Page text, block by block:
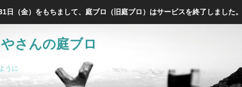
日（金）をもちまして、庭ブロ（旧庭ブロ）はサービスを終了しました。
さんの庭ブロ
うに